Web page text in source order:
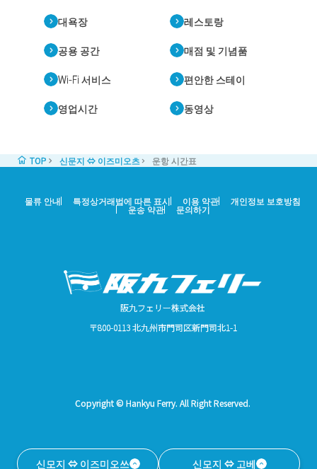
대욕장 레스토랑
공용 공간 매점 및 기념품
Wi-Fi 서비스 편안한 스테이
영업시간 동영상
TOP 신문지 ⇔ 이즈미오츠 운항 시간표
물류 안내 특정상거래법에 따른 표시 이용 약관 개인정보 보호방침
운송 약관 문의하기
阪九フェリー株式会社
〒800-0113 北九州市門司区新門司北1-1
Copyright © Hankyu Ferry. All Right Reserved.
신모지 ⇔ 이즈미오쓰 신모지 ⇔ 고베